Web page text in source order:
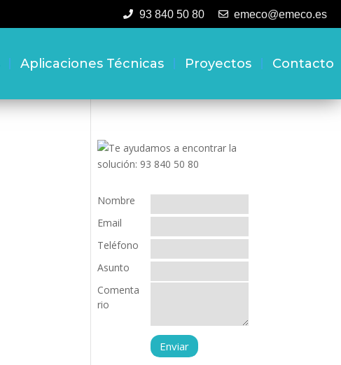
93 840 50 80 emeco@emeco.es
Aplicaciones Técnicas Proyectos Contacto
Nombre
Email
Teléfono
Asunto
Comenta
rio